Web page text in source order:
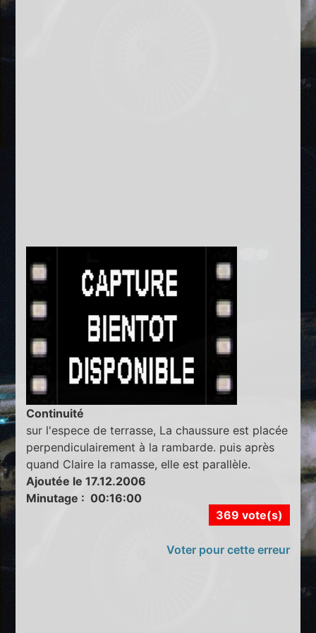
Continuité
sur l'espece de terrasse, La chaussure est placée
perpendiculairement à la rambarde. puis après
quand Claire la ramasse, elle est parallèle.
Ajoutée le 17.12.2006
Minutage : 00:16:00
369 vote(s)
Voter pour cette erreur